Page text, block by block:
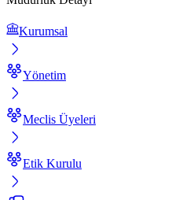
Kurumsal
Yönetim
Meclis Üyeleri
Etik Kurulu